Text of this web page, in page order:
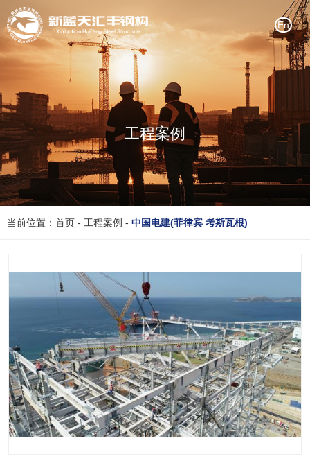
En
工程案例
当前位置：首页 - 工程案例 - 中国电建(菲律宾 考斯瓦根)